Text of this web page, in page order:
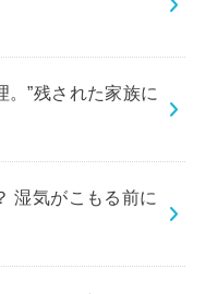
”残された家族に
湿気がこもる前に